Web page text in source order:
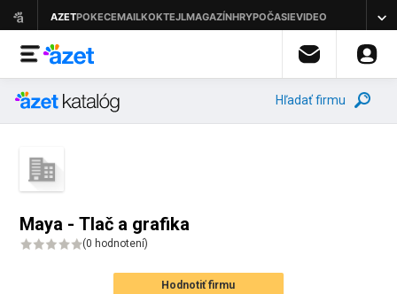
Hľadať firmu
Maya - Tlač a grafika
(0 hodnotení)
Hodnotiť firmu